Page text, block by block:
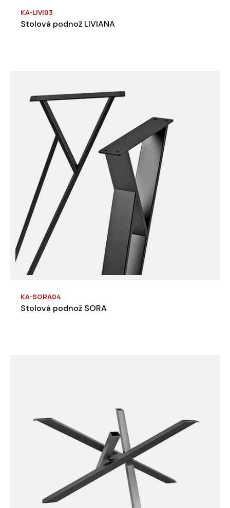
KA-LIVI03
Stolová podnož LIVIANA
KA-SORA04
Stolová podnož SORA